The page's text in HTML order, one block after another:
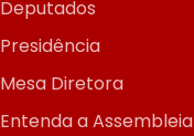
Deputados
Presidência
Mesa Diretora
Entenda a Assembleia